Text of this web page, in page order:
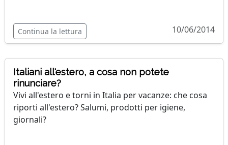
Continua la lettura 10/06/2014
Italiani all'estero, a cosa non potete
rinunciare?
Vivi all'estero e torni in Italia per vacanze: che cosa
riporti all'estero? Salumi, prodotti per igiene,
giornali?